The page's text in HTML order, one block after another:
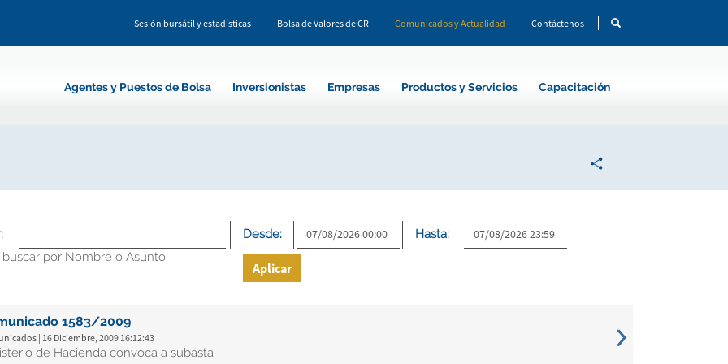
Sesión bursátil y estadísticas Bolsa de Valores de CR Comunicados y Actualidad Contáctenos
Agentes y Puestos de Bolsa Inversionistas Empresas Productos y Servicios Capacitación
buscar por Nombre o Asunto
Desde: Hasta:
Aplicar
1583/2009
| 16 Diciembre, 2009 16:12:43
de Hacienda convoca a subasta